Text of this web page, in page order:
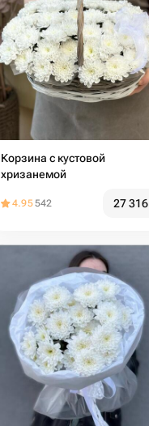
Корзина с кустовой
хризанемой
4.95542 27 316